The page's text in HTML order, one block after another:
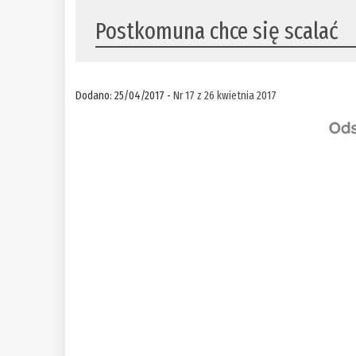
Postkomuna chce się scalać
Dodano: 25/04/2017 -Nr 17 z 26 kwietnia 2017